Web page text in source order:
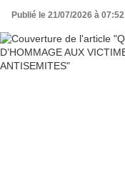
Publié le 21/07/2026 à 07:52